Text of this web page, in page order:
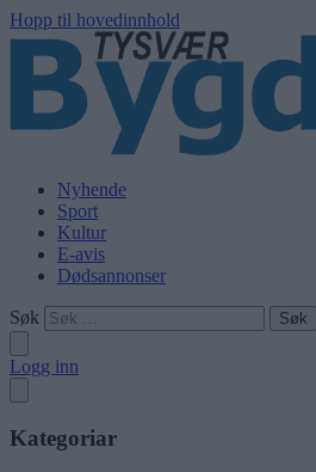
Hopp til hovedinnhold
Nyhende
Sport
Kultur
E-avis
Dødsannonser
Søk
Logg inn
Kategoriar